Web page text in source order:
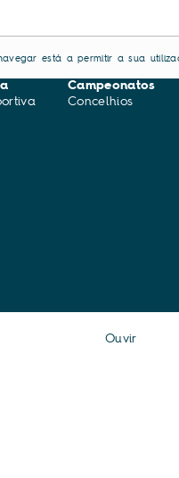
está a permitir a sua
Campeonatos
Concelhios
Ouvir